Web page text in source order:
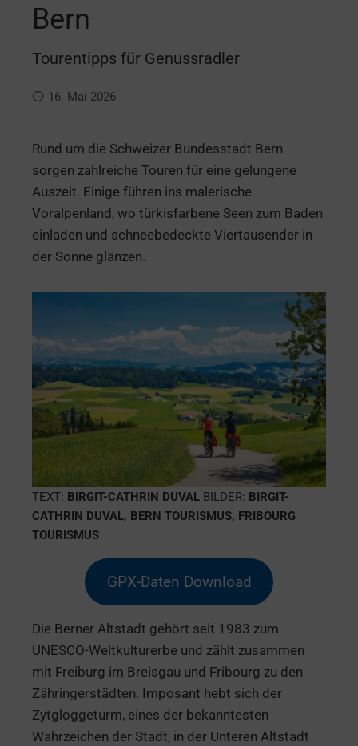
Bern
Tourentipps für Genussradler
16. Mai 2026
Rund um die Schweizer Bundesstadt Bern
sorgen zahlreiche Touren für eine gelungene
Auszeit. Einige führen ins malerische
Voralpenland, wo türkisfarbene Seen zum Baden
einladen und schneebedeckte Viertausender in
der Sonne glänzen.
TEXT: BIRGIT-CATHRIN DUVAL BILDER: BIRGIT-
CATHRIN DUVAL, BERN TOURISMUS, FRIBOURG
TOURISMUS
GPX-Daten Download
Die Berner Altstadt gehört seit 1983 zum
UNESCO-Weltkulturerbe und zählt zusammen
mit Freiburg im Breisgau und Fribourg zu den
Zähringerstädten. Imposant hebt sich der
Zytgloggeturm, eines der bekanntesten
Wahrzeichen der Stadt, in der Unteren Altstadt